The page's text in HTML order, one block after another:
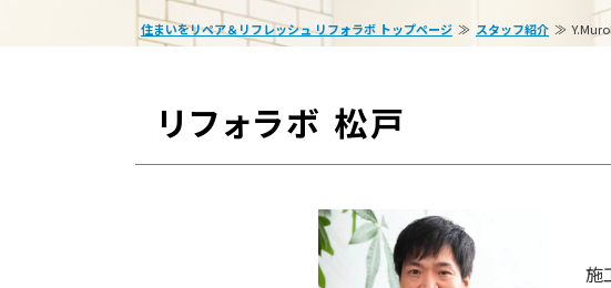
住まいをリペア＆リフレッシュ リフォラボ トップページ スタッフ紹介
リフォラボ 松戸
施